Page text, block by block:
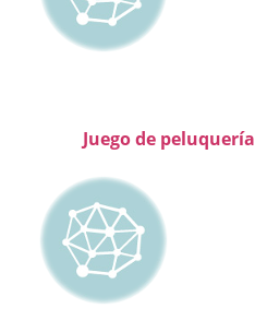
Juego de peluquería